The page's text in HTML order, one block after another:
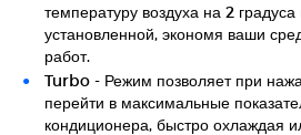
температуру воздуха на 2 градуса
установленной, экономя ваши
работ.
Turbo - Режим позволяет при
перейти в максимальные
кондиционера, быстро охлаждая